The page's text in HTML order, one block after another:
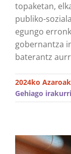
topaketan,
publiko-
egungo
gobernantza
baterantz
2024ko
Gehiago irakurri